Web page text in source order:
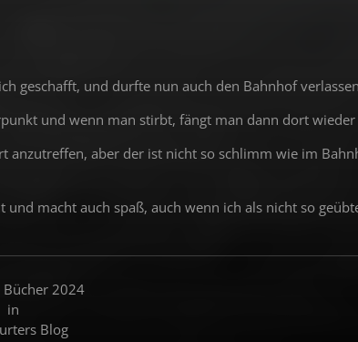
geschafft, und durfte nun auch den Bahnhof
und wenn man stirbt, fängt man dann dort wieder
anzutreffen, aber der ist nicht so schlimm wie im
macht auch spaß, auch wenn ich als nicht so
Bücher 2024
in
Blog